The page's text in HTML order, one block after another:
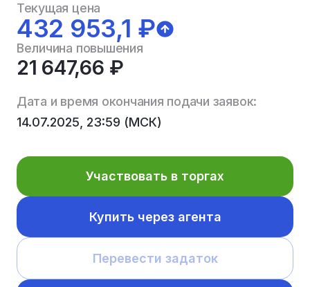
Текущая цена
432 953,1 ₽
Величина повышения
21 647,66 ₽
Дата и время окончания подачи заявок:
14.07.2025, 23:59 (МСК)
Участвовать в торгах
Купить через агента
Перевести задаток